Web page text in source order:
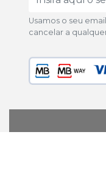
Usamos o seu
cancelar a